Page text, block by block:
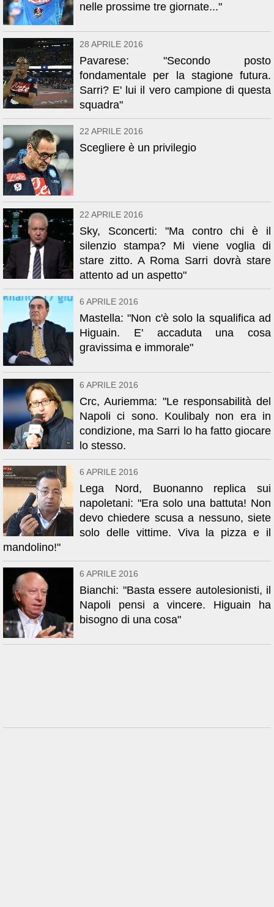
nelle prossime tre giornate..."
28 APRILE 2016
Pavarese: "Secondo posto
fondamentale per la stagione futura.
Sarri? E' lui il vero campione di questa
squadra"
22 APRILE 2016
Scegliere è un privilegio
22 APRILE 2016
Sky, Sconcerti: "Ma contro chi è il
silenzio stampa? Mi viene voglia di
stare zitto. A Roma Sarri dovrà stare
attento ad un aspetto"
6 APRILE 2016
Mastella: "Non c'è solo la squalifica ad
Higuain. E' accaduta una cosa
gravissima e immorale"
6 APRILE 2016
Crc, Auriemma: "Le responsabilità del
Napoli ci sono. Koulibaly non era in
condizione, ma Sarri lo ha fatto giocare
lo stesso.
6 APRILE 2016
Lega Nord, Buonanno replica sui
napoletani: "Era solo una battuta! Non
devo chiedere scusa a nessuno, siete
solo delle vittime. Viva la pizza e il
mandolino!"
6 APRILE 2016
Bianchi: "Basta essere autolesionisti, il
Napoli pensi a vincere. Higuain ha
bisogno di una cosa"